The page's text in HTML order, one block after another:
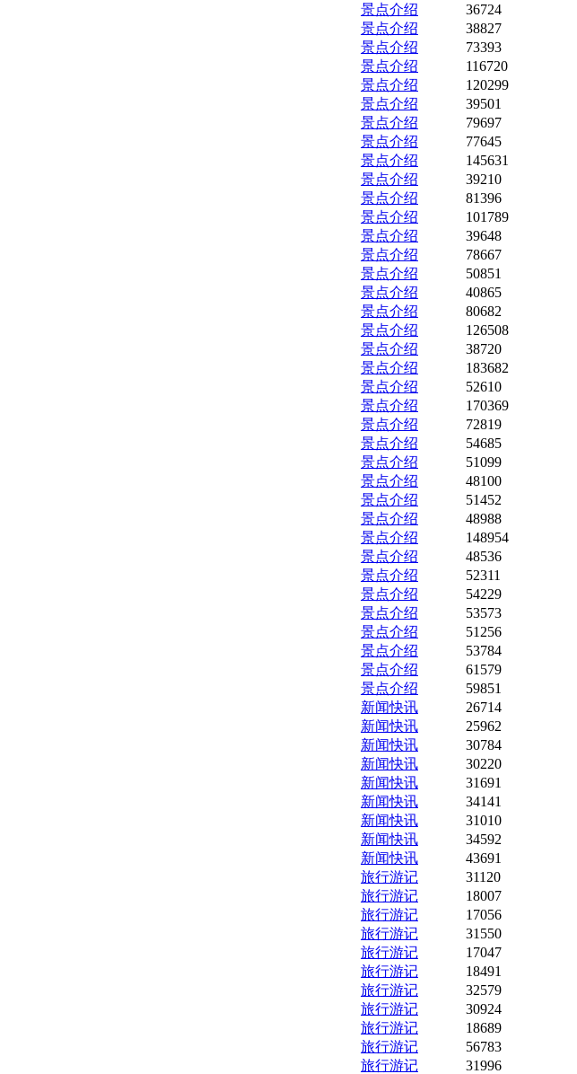
景点介绍
36724
景点介绍
38827
景点介绍
73393
景点介绍
116720
景点介绍
120299
景点介绍
39501
景点介绍
79697
景点介绍
77645
景点介绍
145631
景点介绍
39210
景点介绍
81396
景点介绍
101789
景点介绍
39648
景点介绍
78667
景点介绍
50851
景点介绍
40865
景点介绍
80682
景点介绍
126508
景点介绍
38720
景点介绍
183682
景点介绍
52610
景点介绍
170369
景点介绍
72819
景点介绍
54685
景点介绍
51099
景点介绍
48100
景点介绍
51452
景点介绍
48988
景点介绍
148954
景点介绍
48536
景点介绍
52311
景点介绍
54229
景点介绍
53573
景点介绍
51256
景点介绍
53784
景点介绍
61579
景点介绍
59851
新闻快讯
26714
新闻快讯
25962
新闻快讯
30784
新闻快讯
30220
新闻快讯
31691
新闻快讯
34141
新闻快讯
31010
新闻快讯
34592
新闻快讯
43691
旅行游记
31120
旅行游记
18007
旅行游记
17056
旅行游记
31550
旅行游记
17047
旅行游记
18491
旅行游记
32579
旅行游记
30924
旅行游记
18689
旅行游记
56783
旅行游记
31996